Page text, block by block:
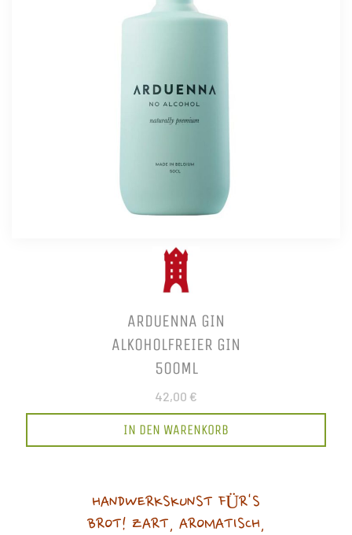
ARDUENNA GIN
ALKOHOLFREIER GIN
500ML
42,00 €
IN DEN WARENKORB
HANDWERKSKUNST FÜR'S
BROT! ZART, AROMATISCH,